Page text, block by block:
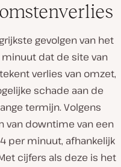
gevolgen van het
minuut dat de site van
verlies van omzet,
schade aan de
termijn. Volgens
van downtime van een
per minuut, afhankelijk
cijfers als deze is het